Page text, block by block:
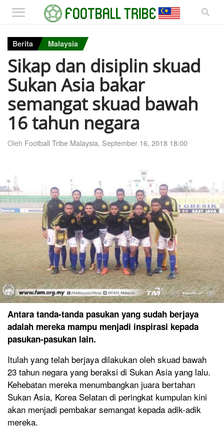
Berita Malaysia
Sikap dan disiplin skuad
Sukan Asia bakar
semangat skuad bawah
16 tahun negara
Oleh Football Tribe Malaysia, September 16, 2018 18:00
Antara tanda-tanda pasukan yang sudah berjaya
adalah mereka mampu menjadi inspirasi kepada
pasukan-pasukan lain.
Itulah yang telah berjaya dilakukan oleh skuad bawah
23 tahun negara yang beraksi di Sukan Asia yang lalu.
Kehebatan mereka menumbangkan juara bertahan
Sukan Asia, Korea Selatan di peringkat kumpulan kini
akan menjadi pembakar semangat kepada adik-adik
mereka.